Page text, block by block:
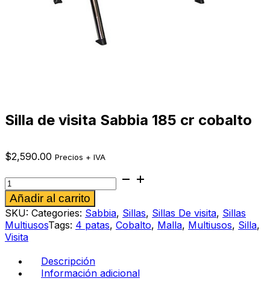
Silla de visita Sabbia 185 cr cobalto
$2,590.00 Precios + IVA
Silla
de
visita
Sabbia
185
cr
cobalto
Añadir al carrito
SKU: Categories: Sabbia, Sillas, Sillas De visita, Sillas
MultiusosTags: 4 patas, Cobalto, Malla, Multiusos, Silla,
Visita
Descripción
Información adicional